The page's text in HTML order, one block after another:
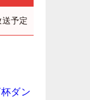
予定
ダン